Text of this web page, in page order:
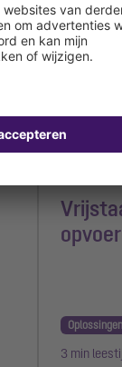
3 min